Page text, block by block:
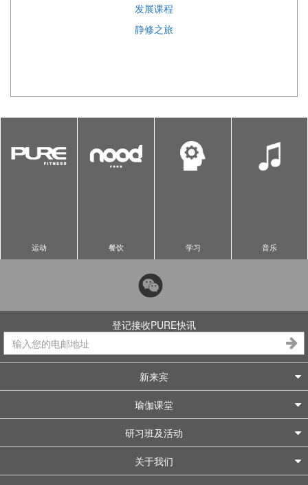
发展课程
静修之旅
运动 餐饮 学习 音乐
登记接收PURE快讯
新来宾
瑜伽课堂
研习班及活动
关于我们